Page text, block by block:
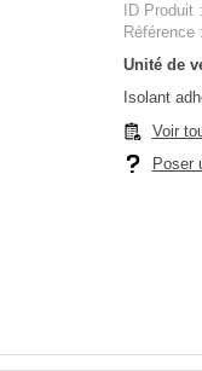
ID Produit
Unité de
Isolant
Voir
Poser